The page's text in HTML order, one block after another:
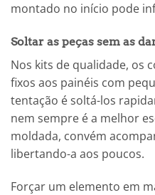
montado no início pode
Soltar as peças sem as
Nos kits de qualidade, os
fixos aos painéis com
tentação é soltá-los
nem sempre é a melhor
moldada, convém
libertando-a aos poucos.
Forçar um elemento em